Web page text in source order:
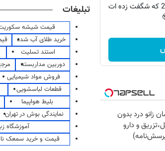
پرکاربردترین چراغ شارژی 2026 که شگفت زده ات
زانو درد بدون
و دارو
تبلیغات
قیمت شیشه
خرید طلای آب شده
استند تسلیت
دوربین مداربسته
فروش مواد شیمیایی
قطعات لباسشویی
بلیط هواپیما
نمایندگی بوش در تهران
آموزشگاه
قیمت و خرید سمعک